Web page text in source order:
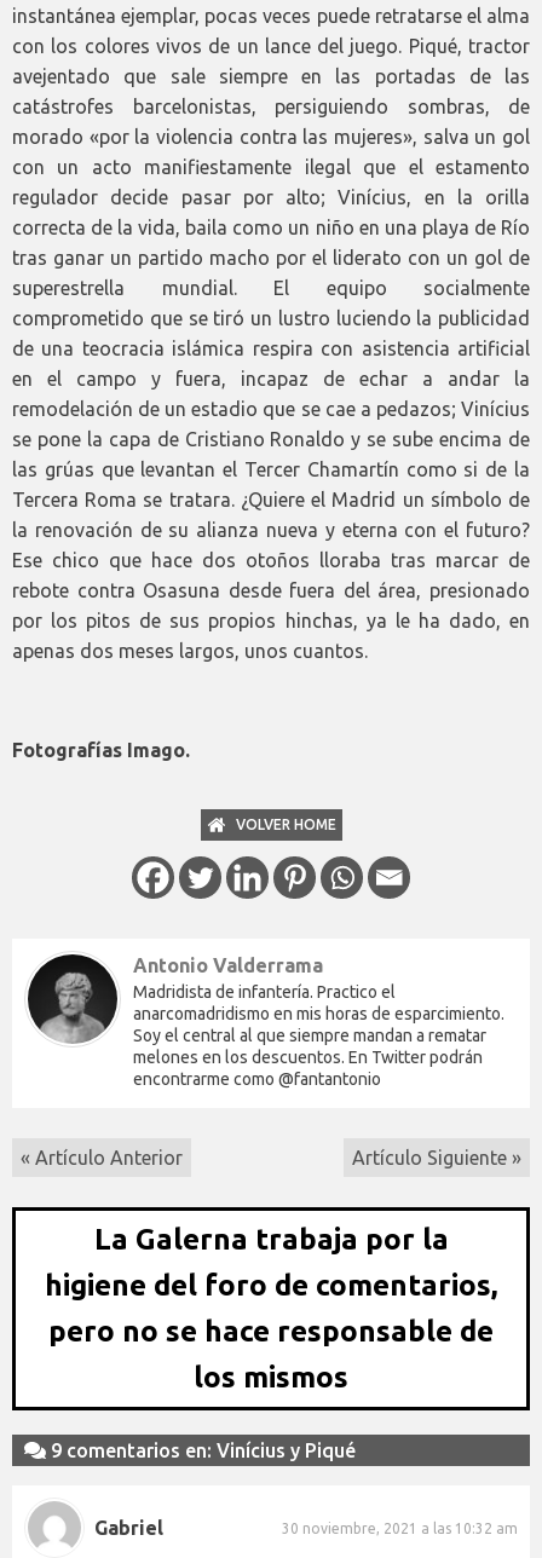
instantánea ejemplar, pocas veces puede retratarse el alma
con los colores vivos de un lance del juego. Piqué, tractor
avejentado que sale siempre en las portadas de las
catástrofes barcelonistas, persiguiendo sombras, de
morado «por la violencia contra las mujeres», salva un gol
con un acto manifiestamente ilegal que el estamento
regulador decide pasar por alto; Vinícius, en la orilla
correcta de la vida, baila como un niño en una playa de Río
tras ganar un partido macho por el liderato con un gol de
superestrella mundial. El equipo socialmente
comprometido que se tiró un lustro luciendo la publicidad
de una teocracia islámica respira con asistencia artificial
en el campo y fuera, incapaz de echar a andar la
remodelación de un estadio que se cae a pedazos; Vinícius
se pone la capa de Cristiano Ronaldo y se sube encima de
las grúas que levantan el Tercer Chamartín como si de la
Tercera Roma se tratara. ¿Quiere el Madrid un símbolo de
la renovación de su alianza nueva y eterna con el futuro?
Ese chico que hace dos otoños lloraba tras marcar de
rebote contra Osasuna desde fuera del área, presionado
por los pitos de sus propios hinchas, ya le ha dado, en
apenas dos meses largos, unos cuantos.
Fotografías Imago.
VOLVER HOME
Antonio Valderrama
Madridista de infantería. Practico el
anarcomadridismo en mis horas de esparcimiento.
Soy el central al que siempre mandan a rematar
melones en los descuentos. En Twitter podrán
encontrarme como @fantantonio
« Artículo Anterior Artículo Siguiente »
La Galerna trabaja por la
higiene del foro de comentarios,
pero no se hace responsable de
los mismos
9 comentarios en: Vinícius y Piqué
Gabriel 30 noviembre, 2021 a las 10:32 am